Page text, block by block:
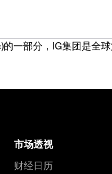
一部分，IG集团是全
市场透视
财经日历